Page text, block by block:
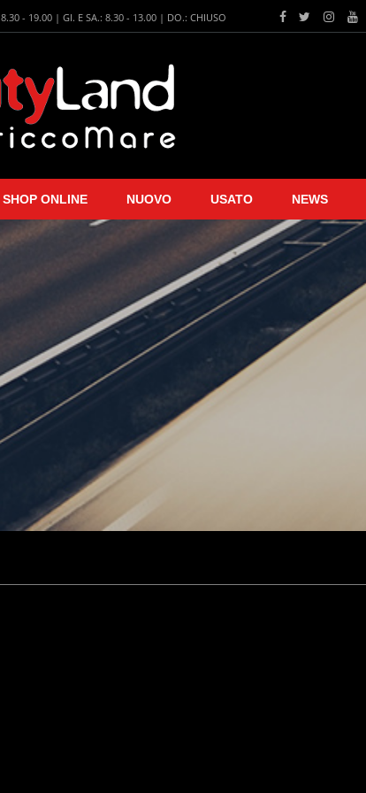
8.30 - 19.00 | GI. E SA.: 8.30 - 13.00 | DO.: CHIUSO
SHOP ONLINE NUOVO USATO NEWS